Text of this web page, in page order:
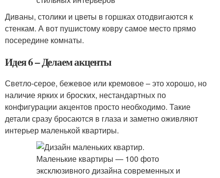
Диваны, столики и цветы в горшках отодвигаются к
стенкам. А вот пушистому ковру самое место прямо
посередине комнаты.
Идея 6 – Делаем акценты
Светло-серое, бежевое или кремовое – это хорошо, но
наличие ярких и броских, нестандартных по
конфигурации акцентов просто необходимо. Такие
детали сразу бросаются в глаза и заметно оживляют
интерьер маленькой квартиры.